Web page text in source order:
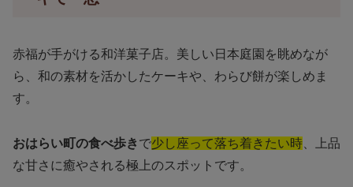
赤福が手がける和洋菓子店。美しい日本庭園を眺めなが
ら、和の素材を活かしたケーキや、わらび餅が楽しめま
す。
おはらい町の食べ歩き で少し座って落ち着きたい時 、上品
な甘さに癒やされる極上のスポットです。